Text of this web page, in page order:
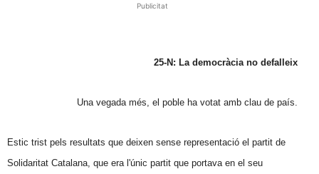
Publicitat
25-N: La democràcia no defalleix
Una vegada més, el poble ha votat amb clau de país.
Estic trist pels resultats que deixen sense representació el partit de
Solidaritat Catalana, que era l'únic partit que portava en el seu